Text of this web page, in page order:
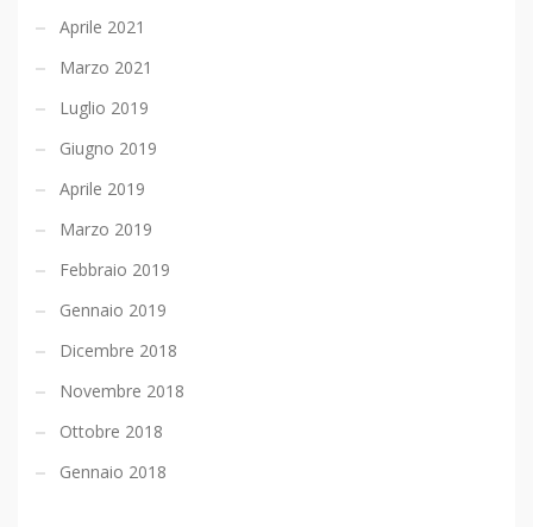
Aprile 2021
Marzo 2021
Luglio 2019
Giugno 2019
Aprile 2019
Marzo 2019
Febbraio 2019
Gennaio 2019
Dicembre 2018
Novembre 2018
Ottobre 2018
Gennaio 2018